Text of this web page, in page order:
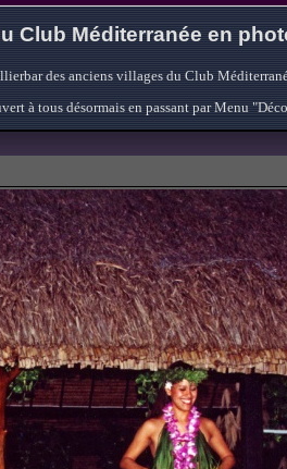
Club Méditerranée en
des anciens villages du Club
à tous désormais en passant par Menu